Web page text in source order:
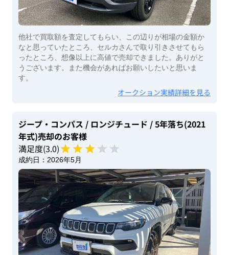
他社で買取額を査定してもらい、この辺りが相場の金額か
なと思っていたところ、セルカさんで取り引きさせてもら
ったところ、想像以上に高値で売却できました。ありがと
うございます。また機会があればお願いしたいと思いま
す。
オークション実績詳細を見る
ジープ・コンパス / ロンジチュード / 5年落ち(2021
年式)売却のお客様
満足度(3.0)
成約日： 2026年5月